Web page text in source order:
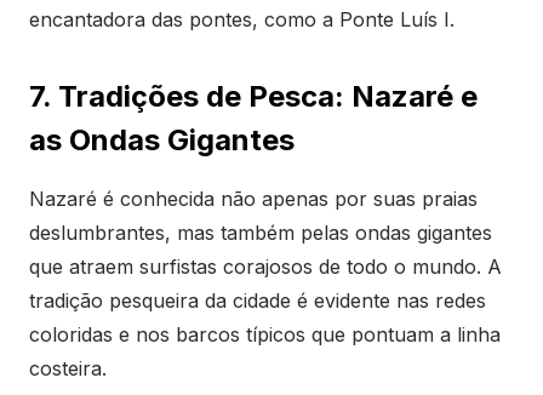
encantadora das pontes, como a Ponte Luís I.
7. Tradições de Pesca: Nazaré e
as Ondas Gigantes
Nazaré é conhecida não apenas por suas praias
deslumbrantes, mas também pelas ondas gigantes
que atraem surfistas corajosos de todo o mundo. A
tradição pesqueira da cidade é evidente nas redes
coloridas e nos barcos típicos que pontuam a linha
costeira.